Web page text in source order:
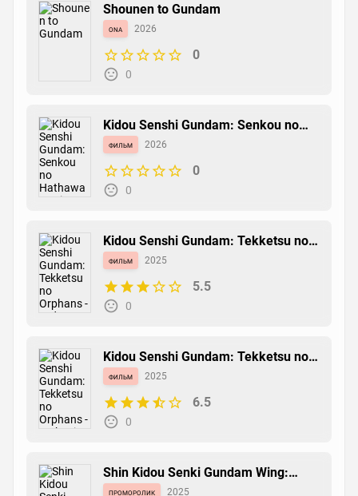
0
Kidou Senshi Gundam AGE: Tsuioku
no Sid
манга
0
Kidou Senshi Gundam AGE: First
Evolution
манга
0
"Gundam" wo Tsukutta Otokotachi.
манга
0
Shin Kidou Senki Gundam Wing:
Endless Waltz
новелла
0
Shounen to Gundam
ona 2026
0
0
Kidou Senshi Gundam: Senkou no
Hathaway - Circe no Majo
фильм 2026
0
0
Kidou Senshi Gundam: Tekketsu no
Orphans - Urdr Hunt: Chiisana
Chousensha no Kiseki
фильм 2025
5.5
0
Kidou Senshi Gundam: Tekketsu no
Orphans - Makuai no Kusabi
фильм 2025
6.5
0
Shin Kidou Senki Gundam Wing:
Operation 30th
проморолик 2025